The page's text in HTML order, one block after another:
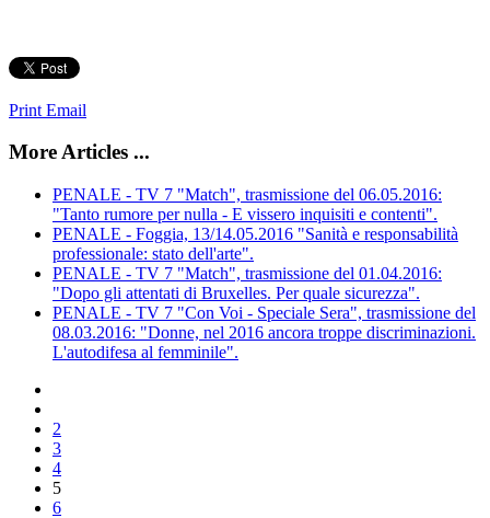
Print Email
More Articles ...
PENALE - TV 7 "Match", trasmissione del 06.05.2016:
"Tanto rumore per nulla - E vissero inquisiti e contenti".
PENALE - Foggia, 13/14.05.2016 "Sanità e responsabilità
professionale: stato dell'arte".
PENALE - TV 7 "Match", trasmissione del 01.04.2016:
"Dopo gli attentati di Bruxelles. Per quale sicurezza".
PENALE - TV 7 "Con Voi - Speciale Sera", trasmissione del
08.03.2016: "Donne, nel 2016 ancora troppe discriminazioni.
L'autodifesa al femminile".
2
3
4
5
6